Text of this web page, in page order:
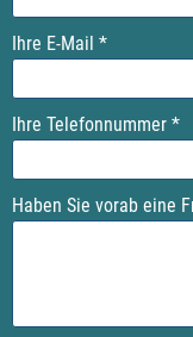
e
a
v
t
h
i
e
l
a
v
h
Ihre E-Mail *
Ihre Telefonnummer *
Haben Sie vorab eine